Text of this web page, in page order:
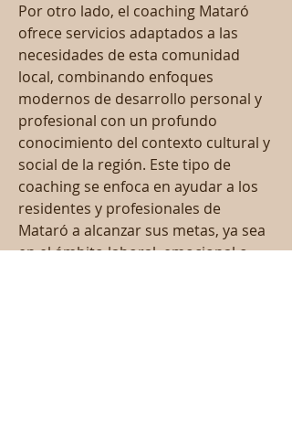
Por otro lado, el coaching Mataró
ofrece servicios adaptados a las
necesidades de esta comunidad
local, combinando enfoques
modernos de desarrollo personal y
profesional con un profundo
conocimiento del contexto cultural y
social de la región. Este tipo de
coaching se enfoca en ayudar a los
residentes y profesionales de
Mataró a alcanzar sus metas, ya sea
en el ámbito laboral, emocional o